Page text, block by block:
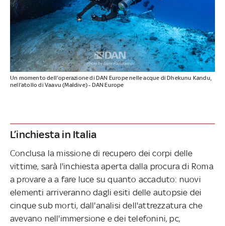
Un momento dell'operazione di DAN Europe nelle acque di Dhekunu Kandu,
nell’atollo di Vaavu (Maldive) - DAN Europe
L’inchiesta in Italia
Conclusa la missione di recupero dei corpi delle
vittime, sarà l'inchiesta aperta dalla procura di Roma
a provare a a fare luce su quanto accaduto: nuovi
elementi arriveranno dagli esiti delle autopsie dei
cinque sub morti, dall'analisi dell'attrezzatura che
avevano nell'immersione e dei telefonini, pc,